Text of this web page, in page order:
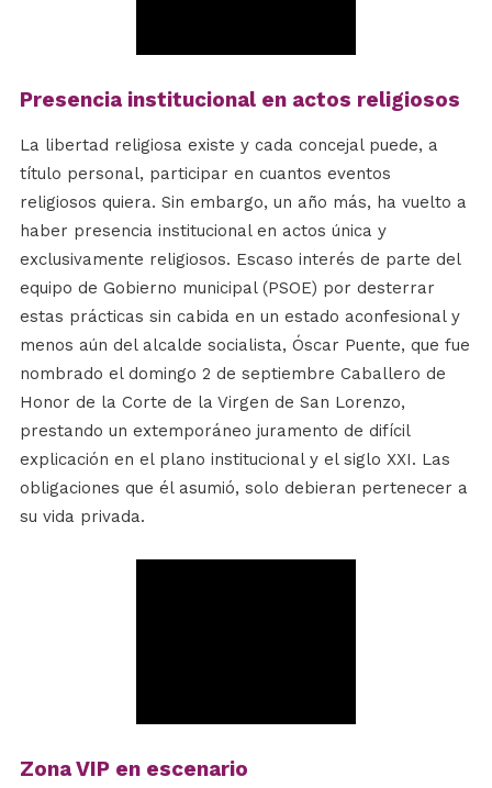
Presencia institucional en actos religiosos
La libertad religiosa existe y cada concejal puede, a
título personal, participar en cuantos eventos
religiosos quiera. Sin embargo, un año más, ha vuelto a
haber presencia institucional en actos única y
exclusivamente religiosos. Escaso interés de parte del
equipo de Gobierno municipal (PSOE) por desterrar
estas prácticas sin cabida en un estado aconfesional y
menos aún del alcalde socialista, Óscar Puente, que fue
nombrado el domingo 2 de septiembre Caballero de
Honor de la Corte de la Virgen de San Lorenzo,
prestando un extemporáneo juramento de difícil
explicación en el plano institucional y el siglo XXI. Las
obligaciones que él asumió, solo debieran pertenecer a
su vida privada.
Zona VIP en escenario